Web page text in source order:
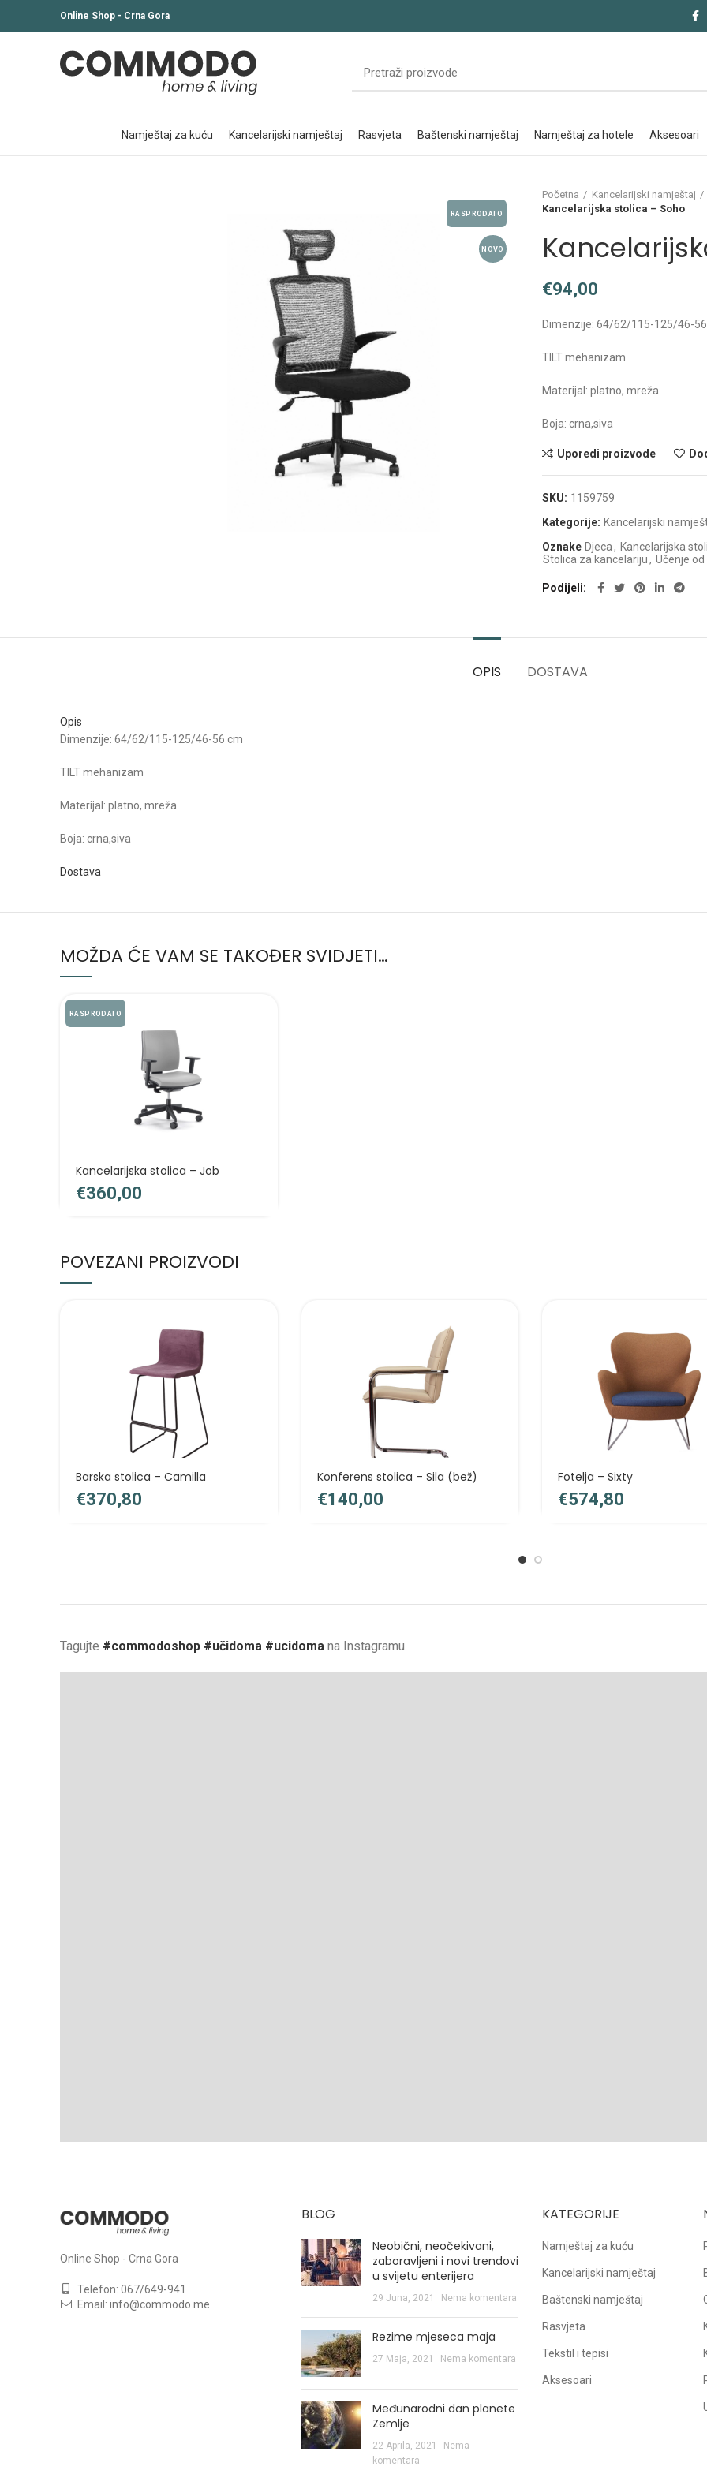
Online Shop - Crna Gora
namještaj za kuću kancelarijski namještaj rasvjeta baštenski namještaj namještaj za hotele aksesoari
RASPRODATO
NOVO
Početna Kancelarijski namještaj
Kancelarijska stolica – Soho
€
Dimenzije: 64/62/115-125/46-
TILT mehanizam
Materijal: platno, mreža
Boja: crna,siva
Uporedi proizvode
SKU: 1159759
Kategorije: Kancelarijski
Oznake Djeca, Kancelarijska
Stolica za kancelariju, Učenje od
Podijeli
OPIS DOSTAVA
Opis
Dimenzije: 64/62/115-125/46-56 cm
TILT mehanizam
Materijal: platno, mreža
Boja: crna,siva
Dostava
MOŽDA ĆE VAM SE TAKOĐER SVIDJETI…
RASPRODATO
Kancelarijska stolica – Job
€
POVEZANI PROIZVODI
Barska stolica – Camilla
€
Konferens stolica – Sila (bež)
€
Fotelja – Sixty
€
Tagujte #commodoshop #učidoma #ucidoma na Instagramu.
Online Shop - Crna Gora
Telefon: 067/649-941
Email: info@commodo.me
BLOG
Neobični, neočekivani,
zaboravljeni i novi trendovi
u svijetu enterijera
29 Juna, 2021 Nema komentara
Rezime mjeseca maja
27 Maja, 2021 Nema komentara
Međunarodni dan planete
Zemlje
22 Aprila, 2021
Nema
komentara
KATEGORIJE
Namještaj za kuću
Kancelarijski namještaj
Baštenski namještaj
Rasvjeta
Tekstil i tepisi
Aksesoari